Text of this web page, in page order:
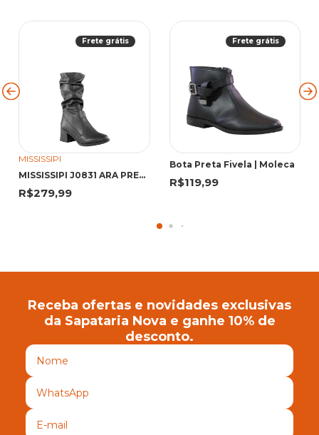
Frete grátis
MISSISSIPI
MISSISSIPI J0831 ARA PRETO J0831 PRETO
R$279,99
Frete grátis
Bota Preta Fivela | Moleca
R$119,99
Receba ofertas e novidades exclusivas
da Sapataria Nova e ganhe 10% de
desconto.